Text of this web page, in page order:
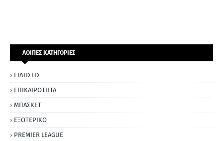
ΛΟΙΠΕΣ ΚΑΤΗΓΟΡΙΕΣ
ΕΙΔΗΣΕΙΣ
ΕΠΙΚΑΙΡΟΤΗΤΑ
ΜΠΑΣΚΕΤ
ΕΞΩΤΕΡΙΚΟ
PREMIER LEAGUE